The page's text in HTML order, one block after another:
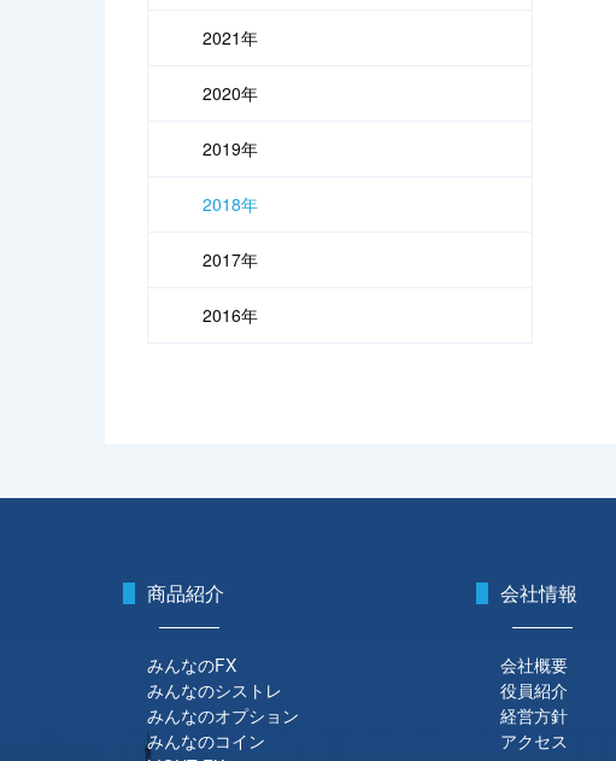
2021年
2020年
2019年
2018年
2017年
2016年
商品紹介
みんなのFX
みんなのシストレ
みんなのオプション
みんなのコイン
会社情報
会社概要
役員紹介
経営方針
アクセス